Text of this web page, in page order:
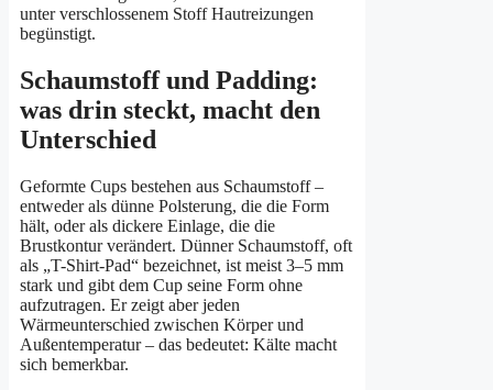
unter verschlossenem Stoff Hautreizungen
begünstigt.
Schaumstoff und Padding:
was drin steckt, macht den
Unterschied
Geformte Cups bestehen aus Schaumstoff –
entweder als dünne Polsterung, die die Form
hält, oder als dickere Einlage, die die
Brustkontur verändert. Dünner Schaumstoff, oft
als „T-Shirt-Pad“ bezeichnet, ist meist 3–5 mm
stark und gibt dem Cup seine Form ohne
aufzutragen. Er zeigt aber jeden
Wärmeunterschied zwischen Körper und
Außentemperatur – das bedeutet: Kälte macht
sich bemerkbar.